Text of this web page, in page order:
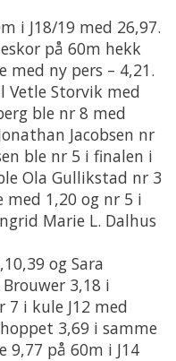
i J18/19 med 26,97.
på 60m hekk
med ny pers – 4,21.
Vetle Storvik med
ble nr 8 med
Jacobsen nr
ble nr 5 i finalen i
Ola Gullikstad nr 3
med 1,20 og nr 5 i
Marie L. Dalhus
og Sara
3,18 i
7 i kule J12 med
3,69 i samme
9,77 på 60m i J14